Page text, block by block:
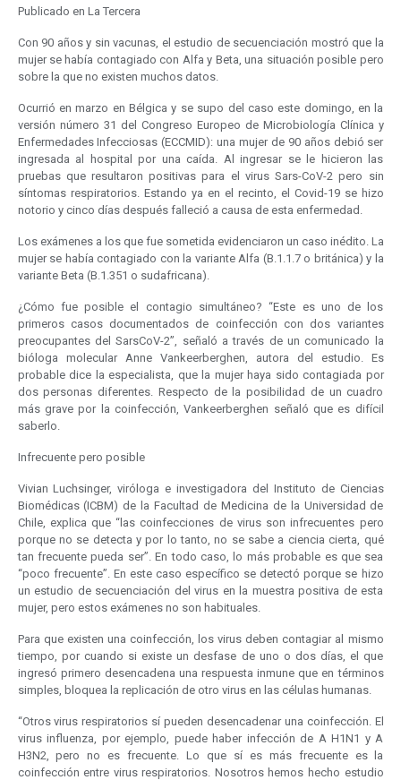
Publicado en La Tercera
Con 90 años y sin vacunas, el estudio de secuenciación mostró que la
mujer se había contagiado con Alfa y Beta, una situación posible pero
sobre la que no existen muchos datos.
Ocurrió en marzo en Bélgica y se supo del caso este domingo, en la
versión número 31 del Congreso Europeo de Microbiología Clínica y
Enfermedades Infecciosas (ECCMID): una mujer de 90 años debió ser
ingresada al hospital por una caída. Al ingresar se le hicieron las
pruebas que resultaron positivas para el virus Sars-CoV-2 pero sin
síntomas respiratorios. Estando ya en el recinto, el Covid-19 se hizo
notorio y cinco días después falleció a causa de esta enfermedad.
Los exámenes a los que fue sometida evidenciaron un caso inédito. La
mujer se había contagiado con la variante Alfa (B.1.1.7 o británica) y la
variante Beta (B.1.351 o sudafricana).
¿Cómo fue posible el contagio simultáneo? “Este es uno de los
primeros casos documentados de coinfección con dos variantes
preocupantes del SarsCoV-2”, señaló a través de un comunicado la
bióloga molecular Anne Vankeerberghen, autora del estudio. Es
probable dice la especialista, que la mujer haya sido contagiada por
dos personas diferentes. Respecto de la posibilidad de un cuadro
más grave por la coinfección, Vankeerberghen señaló que es difícil
saberlo.
Infrecuente pero posible
Vivian Luchsinger, viróloga e investigadora del Instituto de Ciencias
Biomédicas (ICBM) de la Facultad de Medicina de la Universidad de
Chile, explica que “las coinfecciones de virus son infrecuentes pero
porque no se detecta y por lo tanto, no se sabe a ciencia cierta, qué
tan frecuente pueda ser”. En todo caso, lo más probable es que sea
“poco frecuente”. En este caso específico se detectó porque se hizo
un estudio de secuenciación del virus en la muestra positiva de esta
mujer, pero estos exámenes no son habituales.
Para que existen una coinfección, los virus deben contagiar al mismo
tiempo, por cuando si existe un desfase de uno o dos días, el que
ingresó primero desencadena una respuesta inmune que en términos
simples, bloquea la replicación de otro virus en las células humanas.
“Otros virus respiratorios sí pueden desencadenar una coinfección. El
virus influenza, por ejemplo, puede haber infección de A H1N1 y A
H3N2, pero no es frecuente. Lo que sí es más frecuente es la
coinfección entre virus respiratorios. Nosotros hemos hecho estudio